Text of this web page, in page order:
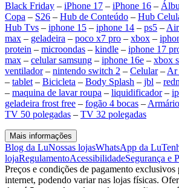
Black Friday – iPhone 17 – iPhone 16 –
Copa – S26 – Hub de Conteúdo – Hub
Hub Tvs – iphone 15 – iphone 14 – ps5 –
max – geladeira – poco x7 pro – xbox –
protein – microondas – kindle – iphone 17
max – celular samsung – iphone 16e – xbox
ventilador– nintendo switch 2 – Celular– Ar
– tablet – Bicicleta – Body Splash – jbl –
– maquina de lavar roupa – liquidificador–
geladeira frost free – fogão 4 bocas –
TV 50 polegadas – TV 32 polegadas
Mais informações
Blog da LuNossas lojasWhatsApp da Lu
lojaRegulamentoAcessibilidadeSegurança e
Preços e condições de pagamento exclusivos
internet, podendo variar nas lojas físicas.